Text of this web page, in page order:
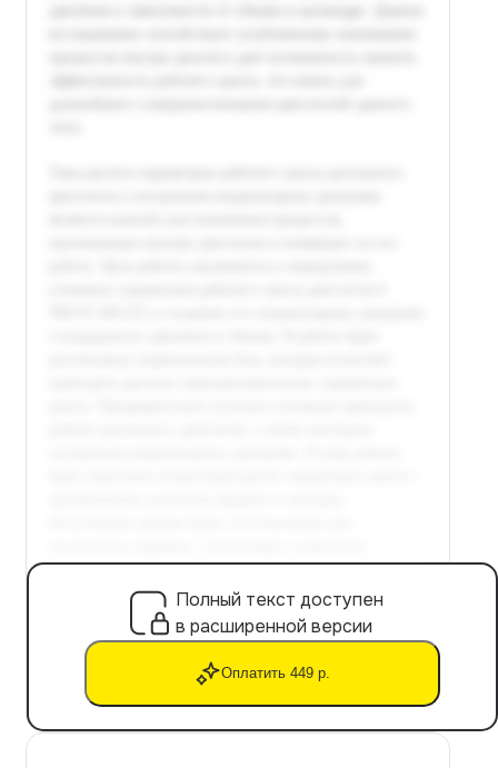
Полный текст доступен
в расширенной версии
Оплатить 449 р.